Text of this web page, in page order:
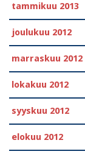
tammikuu 2013
joulukuu 2012
marraskuu 2012
lokakuu 2012
syyskuu 2012
elokuu 2012